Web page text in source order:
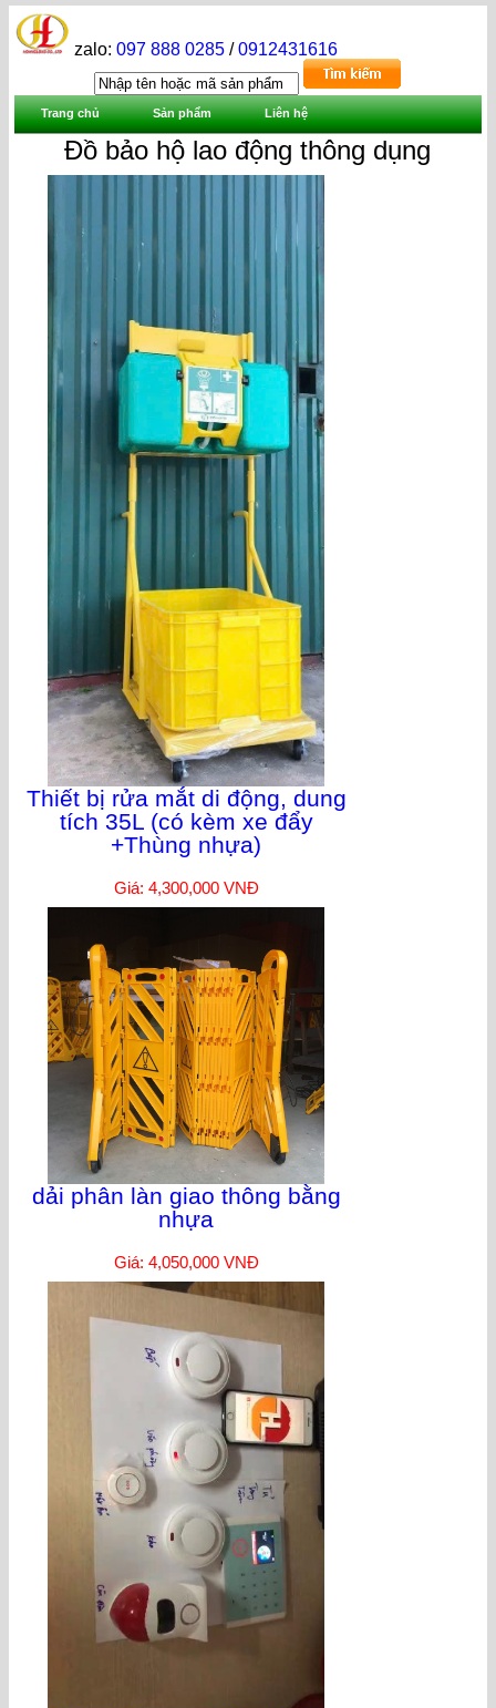
zalo:097 888 0285 /0912431616
Trang chủ Sản phẩm Liên hệ
Đồ bảo hộ lao động thông dụng
Thiết bị rửa mắt di động, dung
tích 35L (có kèm xe đẩy
+Thùng nhựa)
Giá: 4,300,000 VNĐ
dải phân làn giao thông bằng
nhựa
Giá: 4,050,000 VNĐ